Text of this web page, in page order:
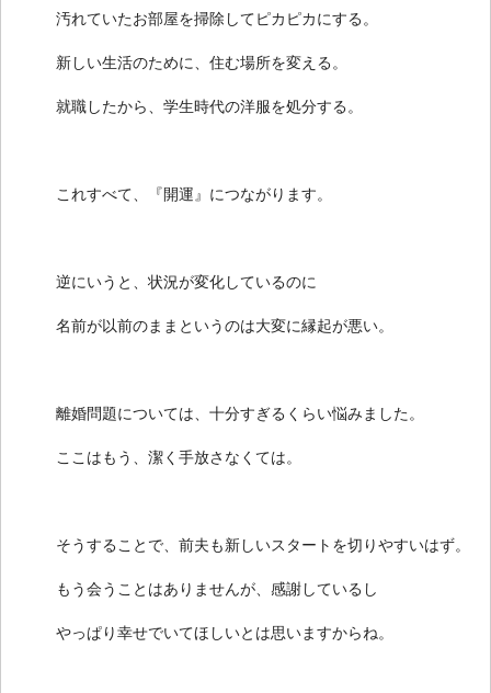
汚れていたお部屋を掃除してピカピカにする。
新しい生活のために、住む場所を変える。
就職したから、学生時代の洋服を処分する。
これすべて、『開運』につながります。
逆にいうと、状況が変化しているのに
名前が以前のままというのは大変に縁起が悪い。
離婚問題については、十分すぎるくらい悩みました。
ここはもう、潔く手放さなくては。
そうすることで、前夫も新しいスタートを切りやすいはず。
もう会うことはありませんが、感謝しているし
やっぱり幸せでいてほしいとは思いますからね。